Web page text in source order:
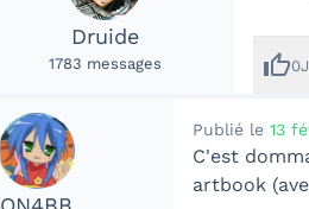
Druide
1783 messages thumb_up0
Publié le 13
C'est
artbook